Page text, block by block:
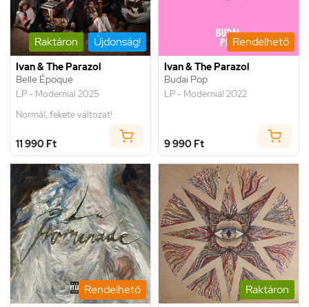
Raktáron Újdonság!
Ivan & The Parazol
Belle Époque
LP - Modernial 2025
Normál, fekete változat!
11 990 Ft
Rendelhető
Ivan & The Parazol
Budai Pop
LP - Modernial 2022
9 990 Ft
Rendelhető Raktáron